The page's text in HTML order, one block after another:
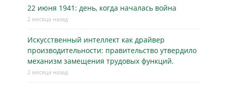
22 июня 1941: день, когда началась война
2 месяца назад
Искусственный интеллект как драйвер
производительности: правительство утвердило
механизм замещения трудовых функций.
2 месяца назад